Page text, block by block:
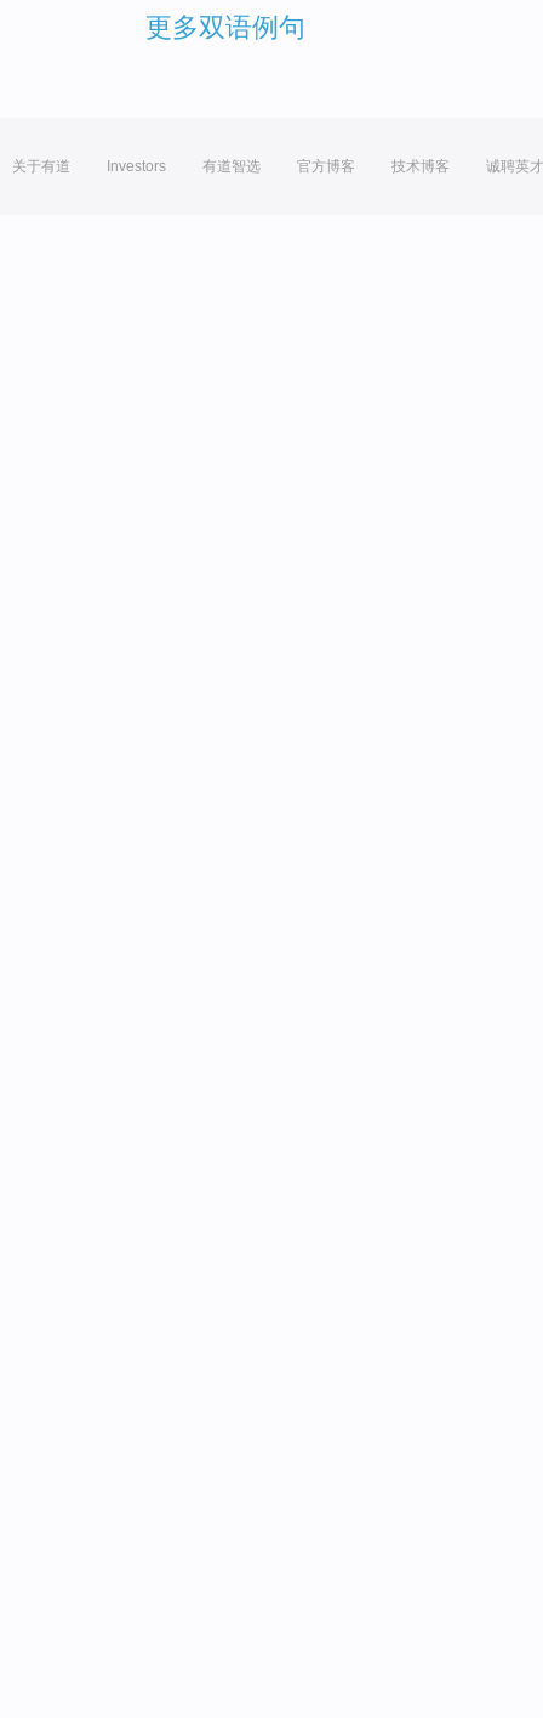
更多双语例句
关于有道 Investors 有道智选 官方博客 技术博客 诚聘英才